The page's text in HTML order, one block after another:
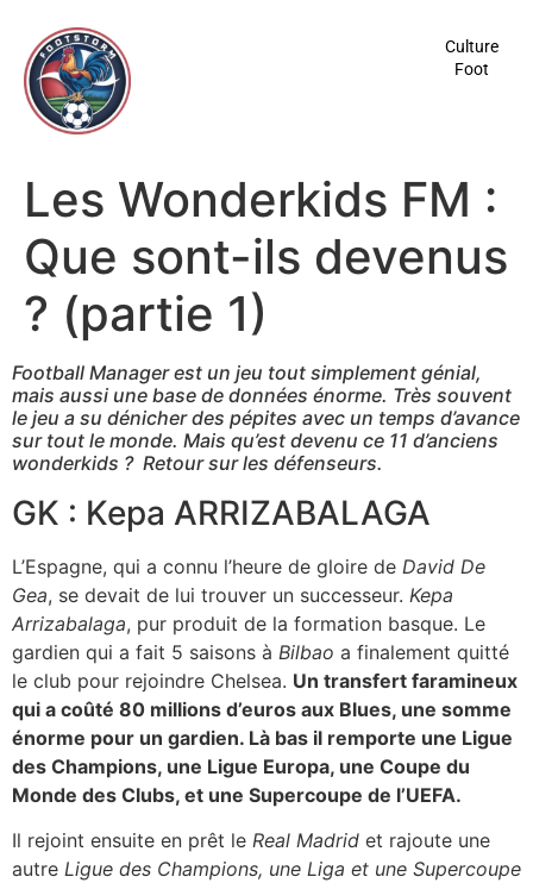
principal
Culture
Foot
Les Wonderkids FM :
Que sont-ils devenus
? (partie 1)
Football Manager est un jeu tout simplement génial,
mais aussi une base de données énorme. Très souvent
le jeu a su dénicher des pépites avec un temps d’avance
sur tout le monde. Mais qu’est devenu ce 11 d’anciens
wonderkids ? Retour sur les défenseurs.
GK : Kepa ARRIZABALAGA
L’Espagne, qui a connu l’heure de gloire de David De
Gea, se devait de lui trouver un successeur. Kepa
Arrizabalaga, pur produit de la formation basque. Le
gardien qui a fait 5 saisons à Bilbao a finalement quitté
le club pour rejoindre Chelsea. Un transfert faramineux
qui a coûté 80 millions d’euros aux Blues, une somme
énorme pour un gardien. Là bas il remporte une Ligue
des Champions, une Ligue Europa, une Coupe du
Monde des Clubs, et une Supercoupe de l’UEFA.
Il rejoint ensuite en prêt le Real Madrid et rajoute une
autre Ligue des Champions, une Liga et une Supercoupe